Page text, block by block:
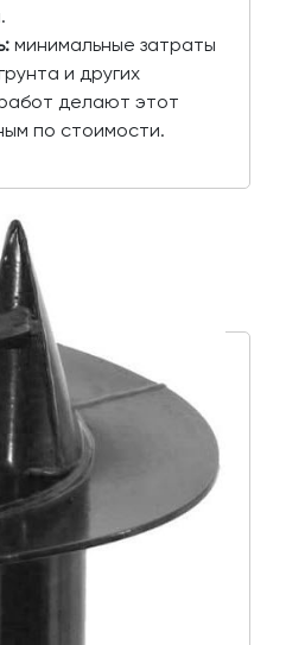
минимальные затраты
и других
делают этот
по стоимости.